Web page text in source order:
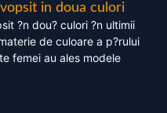
in doua culori
?n dou? culori ?n ultimii
de culoare a p?rului
femei au ales modele